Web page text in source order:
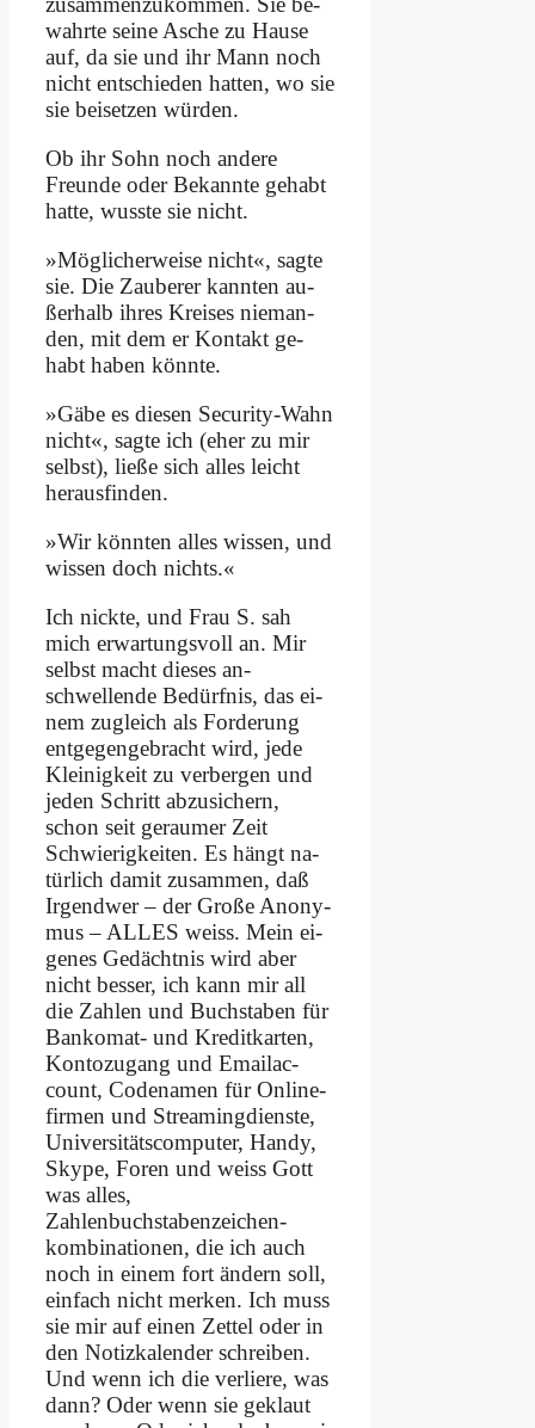
wahr­te sei­ne Asche zu Hau­se
auf, da sie und ihr Mann noch
nicht ent­schie­den hat­ten, wo sie
sie bei­set­zen wür­den.
Ob ihr Sohn noch an­de­re
Freun­de oder Be­kann­te ge­habt
hat­te, wuss­te sie nicht.
»Mög­li­cher­wei­se nicht«, sag­te
sie. Die Zau­be­rer kann­ten au­
ßer­halb ih­res Krei­ses nie­man­
den, mit dem er Kon­takt ge­
habt ha­ben könn­te.
»Gä­be es die­sen Se­cu­ri­ty-Wahn
nicht«, sag­te ich (eher zu mir
selbst), lie­ße sich al­les leicht
her­aus­fin­den.
»Wir könn­ten al­les wis­sen, und
wis­sen doch nichts.«
Ich nick­te, und Frau S. sah
mich er­war­tungs­voll an. Mir
selbst macht die­ses an­
schwellende Be­dürf­nis, das ei­
nem zu­gleich als For­de­rung
ent­ge­gen­ge­bracht wird, je­de
Klei­nig­keit zu ver­ber­gen und
je­den Schritt ab­zu­si­chern,
schon seit ge­rau­mer Zeit
Schwie­rig­kei­ten. Es hängt na­
tür­lich da­mit zu­sam­men, daß
Ir­gend­wer – der Gro­ße An­ony­
mus – ALLES weiss. Mein ei­
ge­nes Ge­dächt­nis wird aber
nicht bes­ser, ich kann mir all
die Zah­len und Buch­sta­ben für
Ban­ko­mat- und Kre­dit­kar­ten,
Kon­to­zu­gang und Email­ac­
count, Code­na­men für On­line­
fir­men und Strea­ming­dien­ste,
Universitäts­computer, Han­dy,
Sky­pe, Fo­ren und weiss Gott
was al­les,
Zahlenbuchstabenzeichen­
kombinationen, die ich auch
noch in ei­nem fort än­dern soll,
ein­fach nicht mer­ken. Ich muss
sie mir auf ei­nen Zet­tel oder in
den No­tiz­ka­len­der schrei­ben.
Und wenn ich die ver­lie­re, was
dann? Oder wenn sie ge­klaut